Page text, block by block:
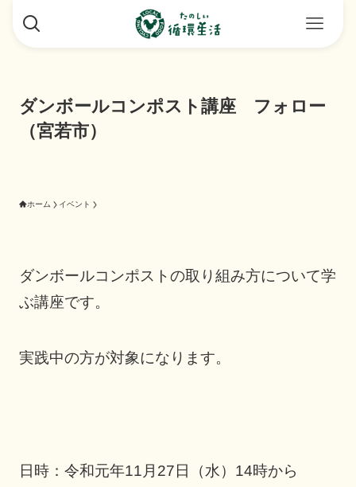
ダンボールコンポスト講座 フォロー
（宮若市）
ホーム イベント
ダンボールコンポストの取り組み方について学
ぶ講座です。
実践中の方が対象になります。
日時：令和元年11月27日（水）14時から